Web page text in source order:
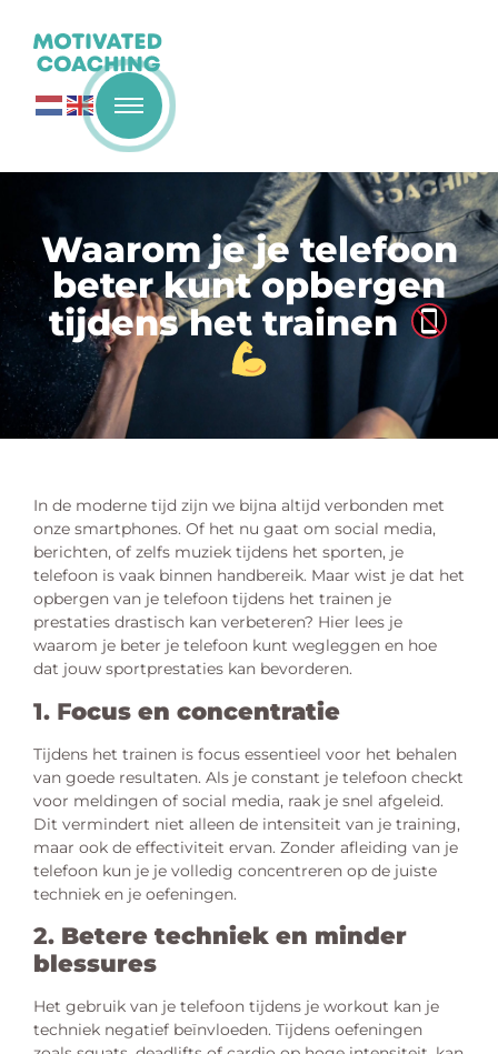
Waarom je je telefoon
beter kunt opbergen
tijdens het trainen
In de moderne tijd zijn we bijna altijd verbonden met
onze smartphones. Of het nu gaat om social media,
berichten, of zelfs muziek tijdens het sporten, je
telefoon is vaak binnen handbereik. Maar wist je dat het
opbergen van je telefoon tijdens het trainen je
prestaties drastisch kan verbeteren? Hier lees je
waarom je beter je telefoon kunt wegleggen en hoe
dat jouw sportprestaties kan bevorderen.
1. Focus en concentratie
Tijdens het trainen is focus essentieel voor het behalen
van goede resultaten. Als je constant je telefoon checkt
voor meldingen of social media, raak je snel afgeleid.
Dit vermindert niet alleen de intensiteit van je training,
maar ook de effectiviteit ervan. Zonder afleiding van je
telefoon kun je je volledig concentreren op de juiste
techniek en je oefeningen.
2. Betere techniek en minder
blessures
Het gebruik van je telefoon tijdens je workout kan je
techniek negatief beïnvloeden. Tijdens oefeningen